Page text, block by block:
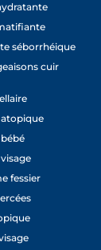
séborrhéique
cuir
atopique
fessier